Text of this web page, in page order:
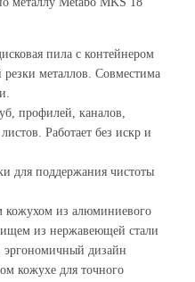
пила с контейнером
металлов. Совместима
профилей, каналов,
Работает без искр и
для поддержания чистоты
из алюминиевого
из нержавеющей стали
дизайн
кожухе для точного